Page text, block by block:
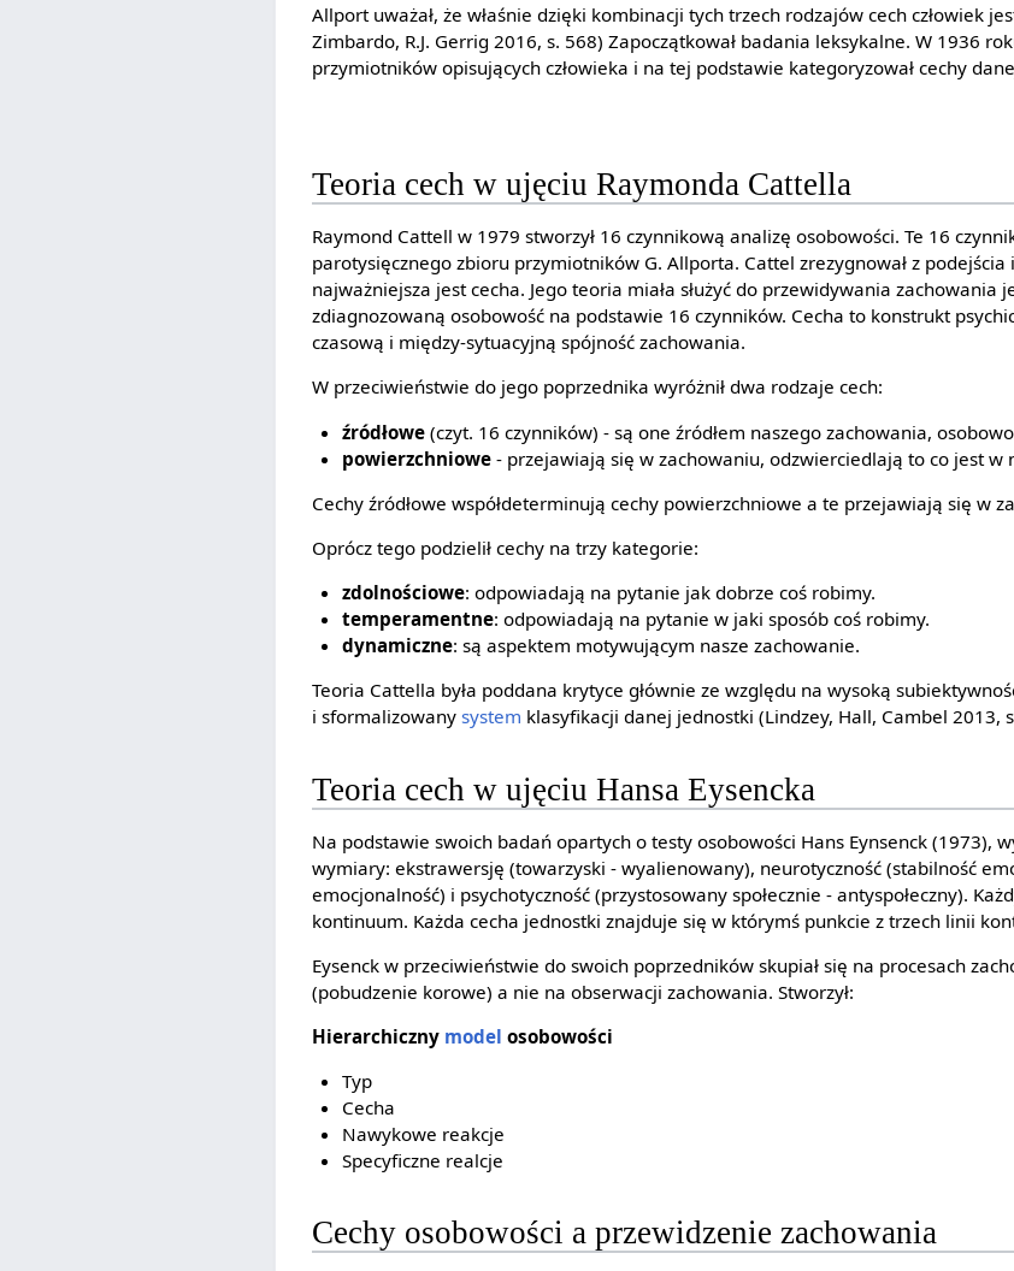
Allport uważał, że właśnie dzięki kombinacji tych trzech rodzajów cech człowiek
Zimbardo, R.J. Gerrig 2016, s. 568) Zapoczątkował badania leksykalne. W 1936
przymiotników opisujących człowieka i na tej podstawie kategoryzował cechy
Teoria cech w ujęciu Raymonda Cattella
Raymond Cattell w 1979 stworzył 16 czynnikową analizę osobowości. Te 16
parotysięcznego zbioru przymiotników G. Allporta. Cattel zrezygnował z podejścia
najważniejsza jest cecha. Jego teoria miała służyć do przewidywania zachowania
zdiagnozowaną osobowość na podstawie 16 czynników. Cecha to konstrukt
czasową i między-sytuacyjną spójność zachowania.
W przeciwieństwie do jego poprzednika wyróżnił dwa rodzaje cech:
źródłowe(czyt. 16 czynników) - są one źródłem naszego zachowania,
powierzchniowe- przejawiają się w zachowaniu, odzwierciedlają to co jest w
Cechy źródłowe współdeterminują cechy powierzchniowe a te przejawiają się w
Oprócz tego podzielił cechy na trzy kategorie:
zdolnościowe: odpowiadają na pytanie jak dobrze coś robimy.
temperamentne: odpowiadają na pytanie w jaki sposób coś robimy.
dynamiczne: są aspektem motywującym nasze zachowanie.
Teoria Cattella była poddana krytyce głównie ze względu na wysoką
i sformalizowanysystem klasyfikacji danej jednostki (Lindzey, Hall, Cambel 2013,
Teoria cech w ujęciu Hansa Eysencka
Na podstawie swoich badań opartych o testy osobowości Hans Eynsenck (1973),
wymiary: ekstrawersję (towarzyski - wyalienowany), neurotyczność (stabilność
emocjonalność) i psychotyczność (przystosowany społecznie - antyspołeczny).
kontinuum. Każda cecha jednostki znajduje się w którymś punkcie z trzech linii
Eysenck w przeciwieństwie do swoich poprzedników skupiał się na procesach
(pobudzenie korowe) a nie na obserwacji zachowania. Stworzył:
Hierarchiczny model osobowości
Typ
Cecha
Nawykowe reakcje
Specyficzne realcje
Cechy osobowości a przewidzenie zachowania